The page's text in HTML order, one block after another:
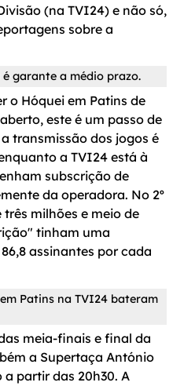
(na TVI24) e não só,
sobre a
garante a médio prazo.
o Hóquei em Patins de
este é um passo de
transmissão dos jogos é
a TVI24 está à
subscrição de
da operadora. No 2º
milhões e meio de
tinham uma
assinantes por cada
Patins na TVI24 bateram
meia-finais e final da
a Supertaça António
partir das 20h30. A